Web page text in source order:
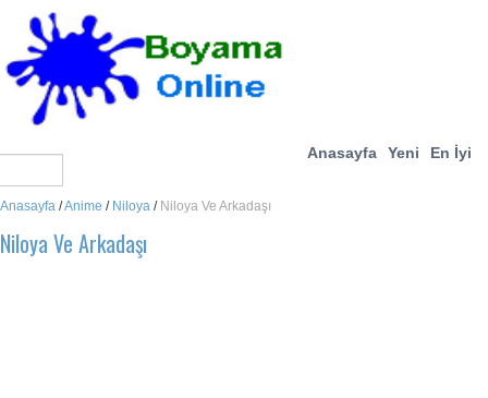
Anasayfa Yeni En İyi
Anasayfa /Anime / Niloya / Niloya Ve Arkadaşı
Niloya Ve Arkadaşı